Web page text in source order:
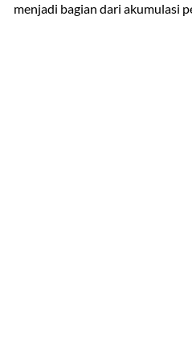
menjadi bagian dari akumulasi